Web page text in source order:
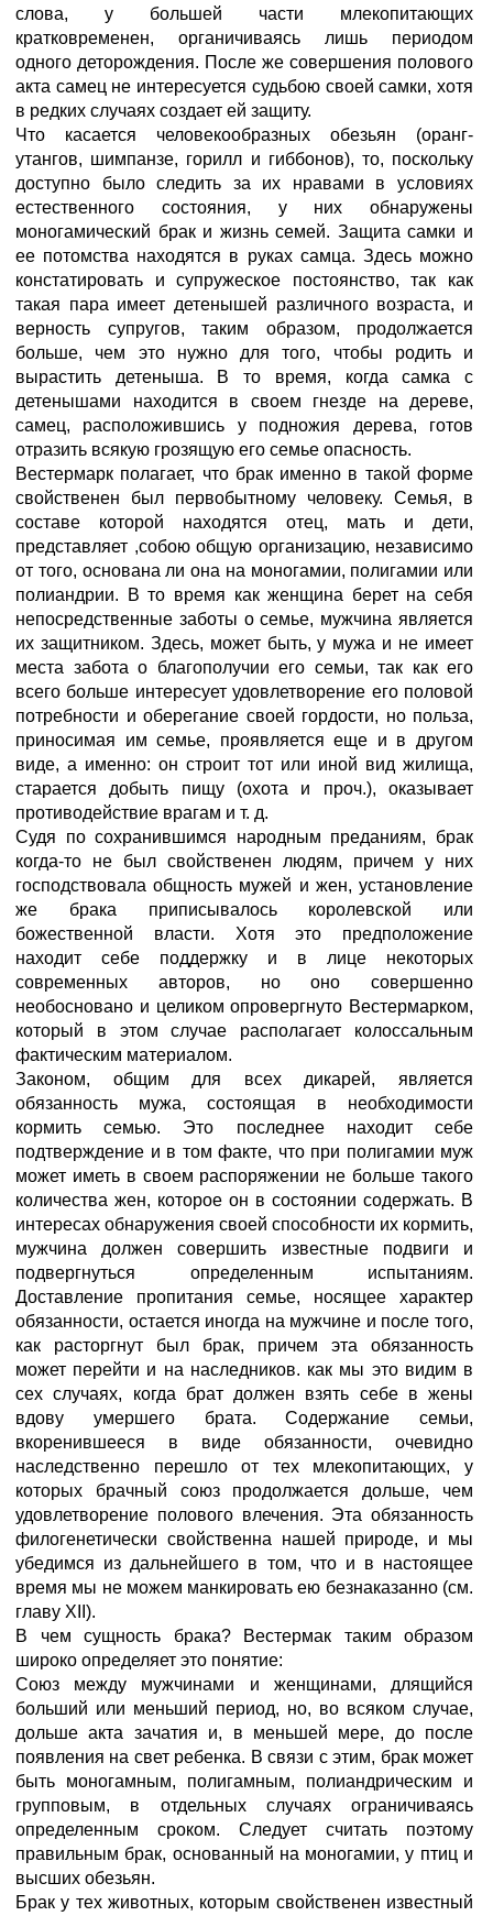
слова, у большей части млекопитающих
кратковременен, органичиваясь лишь периодом
одного деторождения. После же совершения полового
акта самец не интересуется судьбою своей самки, хотя
в редких случаях создает ей защиту.
Что касается человекообразных обезьян (оранг-
утангов, шимпанзе, горилл и гиббонов), то, поскольку
доступно было следить за их нравами в условиях
естественного состояния, у них обнаружены
моногамический брак и жизнь семей. Защита самки и
ее потомства находятся в руках самца. Здесь можно
констатировать и супружеское постоянство, так как
такая пара имеет детенышей различного возраста, и
верность супругов, таким образом, продолжается
больше, чем это нужно для того, чтобы родить и
вырастить детеныша. В то время, когда самка с
детенышами находится в своем гнезде на дереве,
самец, расположившись у подножия дерева, готов
отразить всякую грозящую его семье опасность.
Вестермарк полагает, что брак именно в такой форме
свойственен был первобытному человеку. Семья, в
составе которой находятся отец, мать и дети,
представляет ,собою общую организацию, независимо
от того, основана ли она на моногамии, полигамии или
полиандрии. В то время как женщина берет на себя
непосредственные заботы о семье, мужчина является
их защитником. Здесь, может быть, у мужа и не имеет
места забота о благополучии его семьи, так как его
всего больше интересует удовлетворение его половой
потребности и оберегание своей гордости, но польза,
приносимая им семье, проявляется еще и в другом
виде, а именно: он строит тот или иной вид жилища,
старается добыть пищу (охота и проч.), оказывает
противодействие врагам и т. д.
Судя по сохранившимся народным преданиям, брак
когда-то не был свойственен людям, причем у них
господствовала общность мужей и жен, установление
же брака приписывалось королевской или
божественной власти. Хотя это предположение
находит себе поддержку и в лице некоторых
современных авторов, но оно совершенно
необосновано и целиком опровергнуто Вестермарком,
который в этом случае располагает колоссальным
фактическим материалом.
Законом, общим для всех дикарей, является
обязанность мужа, состоящая в необходимости
кормить семью. Это последнее находит себе
подтверждение и в том факте, что при полигамии муж
может иметь в своем распоряжении не больше такого
количества жен, которое он в состоянии содержать. В
интересах обнаружения своей способности их кормить,
мужчина должен совершить известные подвиги и
подвергнуться определенным испытаниям.
Доставление пропитания семье, носящее характер
обязанности, остается иногда на мужчине и после того,
как расторгнут был брак, причем эта обязанность
может перейти и на наследников. как мы это видим в
сех случаях, когда брат должен взять себе в жены
вдову умершего брата. Содержание семьи,
вкоренившееся в виде обязанности, очевидно
наследственно перешло от тех млекопитающих, у
которых брачный союз продолжается дольше, чем
удовлетворение полового влечения. Эта обязанность
филогенетически свойственна нашей природе, и мы
убедимся из дальнейшего в том, что и в настоящее
время мы не можем манкировать ею безнаказанно (см.
главу XII).
В чем сущность брака? Вестермак таким образом
широко определяет это понятие:
Союз между мужчинами и женщинами, длящийся
больший или меньший период, но, во всяком случае,
дольше акта зачатия и, в меньшей мере, до после
появления на свет ребенка. В связи с этим, брак может
быть моногамным, полигамным, полиандрическим и
групповым, в отдельных случаях ограничиваясь
определенным сроком. Следует считать поэтому
правильным брак, основанный на моногамии, у птиц и
высших обезьян.
Брак у тех животных, которым свойственен известный